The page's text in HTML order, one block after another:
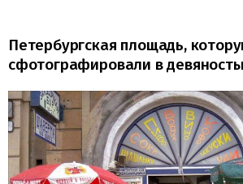
Петербургская площадь,
сфотографировали в